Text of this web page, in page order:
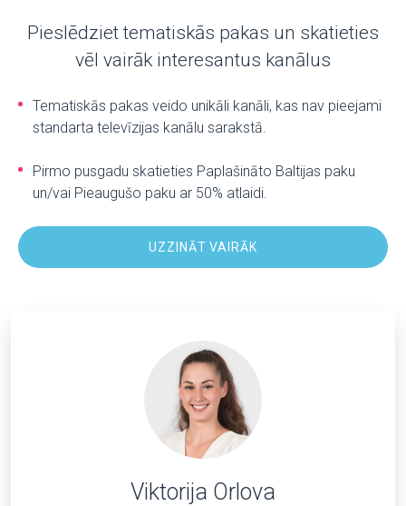
Pieslēdziet tematiskās pakas un skatieties
vēl vairāk interesantus kanālus
Tematiskās pakas veido unikāli kanāli, kas nav pieejami
standarta televīzijas kanālu sarakstā.
Pirmo pusgadu skatieties Paplašināto Baltijas paku
un/vai Pieaugušo paku ar 50% atlaidi.
UZZINĀT VAIRĀK
Viktorija Orlova